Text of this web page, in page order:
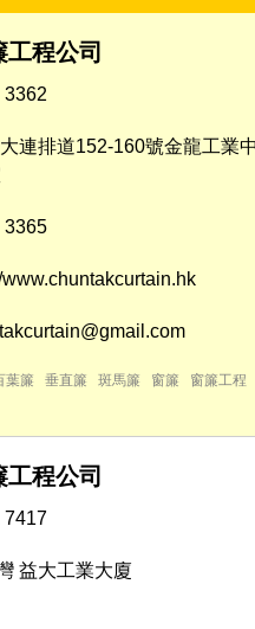
程公司
3362
連排道152-160號金龍工業
3365
www.chuntakcurtain.hk
葉簾 垂直簾 斑馬簾 窗簾 窗簾工程
工程公司
7417
益大工業大廈